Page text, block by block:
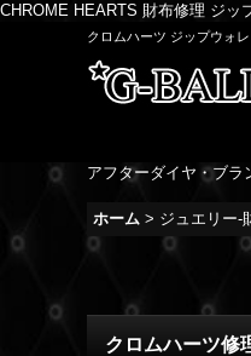
CHROME HEARTS 財布修理 ジッ
クロムハーツ ジップウォ
アフターダイヤ・ブラ
ホーム > ジュエリー-
クロムハーツ修